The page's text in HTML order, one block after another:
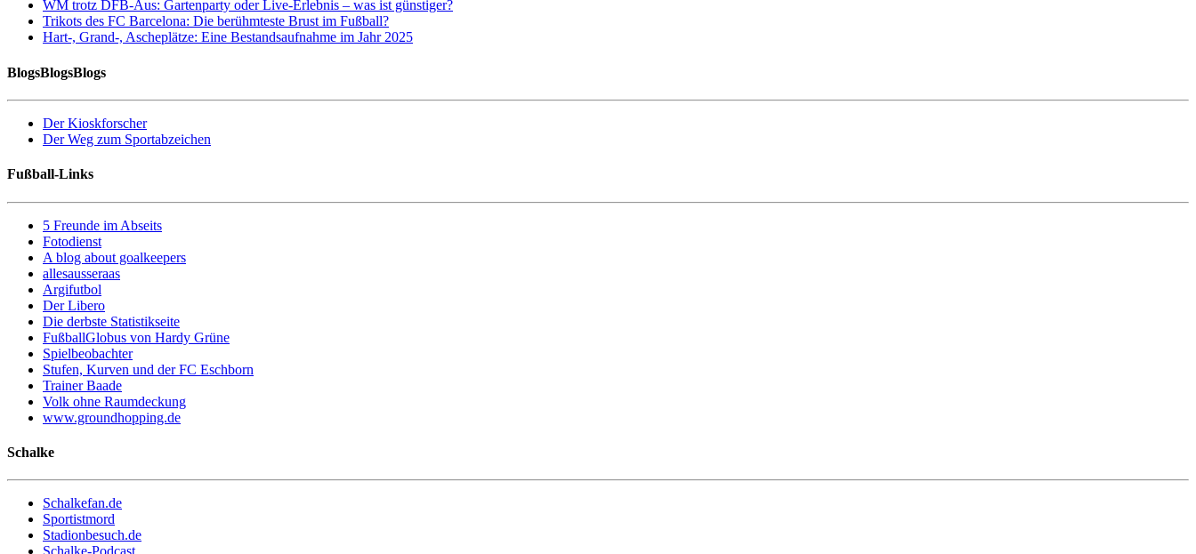
WM trotz DFB-Aus: Gartenparty oder Live-Erlebnis – was ist günstiger?
Trikots des FC Barcelona: Die berühmteste Brust im Fußball?
Hart-, Grand-, Ascheplätze: Eine Bestandsaufnahme im Jahr 2025
BlogsBlogsBlogs
Der Kioskforscher
Der Weg zum Sportabzeichen
Fußball-Links
5 Freunde im Abseits
Fotodienst
A blog about goalkeepers
allesausseraas
Argifutbol
Der Libero
Die derbste Statistikseite
FußballGlobus von Hardy Grüne
Spielbeobachter
Stufen, Kurven und der FC Eschborn
Trainer Baade
Volk ohne Raumdeckung
www.groundhopping.de
Schalke
Schalkefan.de
Sportistmord
Stadionbesuch.de
Schalke-Podcast